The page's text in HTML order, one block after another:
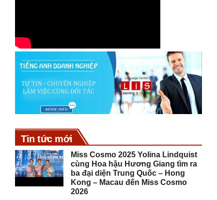
Tin tức mới
Miss Cosmo 2025 Yolina Lindquist
cùng Hoa hậu Hương Giang tìm ra
ba đại diện Trung Quốc – Hong
Kong – Macau đến Miss Cosmo
2026